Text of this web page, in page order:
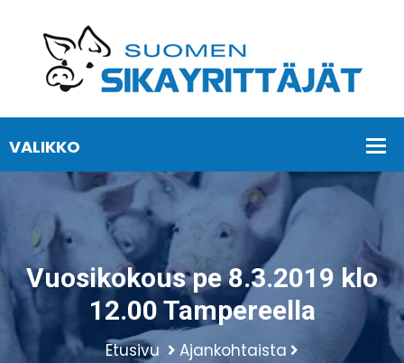
Vuosikokous pe 8.3.2019 klo
12.00 Tampereella
Etusivu
Ajankohtaista